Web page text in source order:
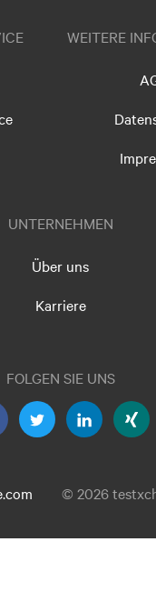
WEITERE
UNTERNEHMEN
Über uns
Karriere
FOLGEN SIE UNS
© 2026